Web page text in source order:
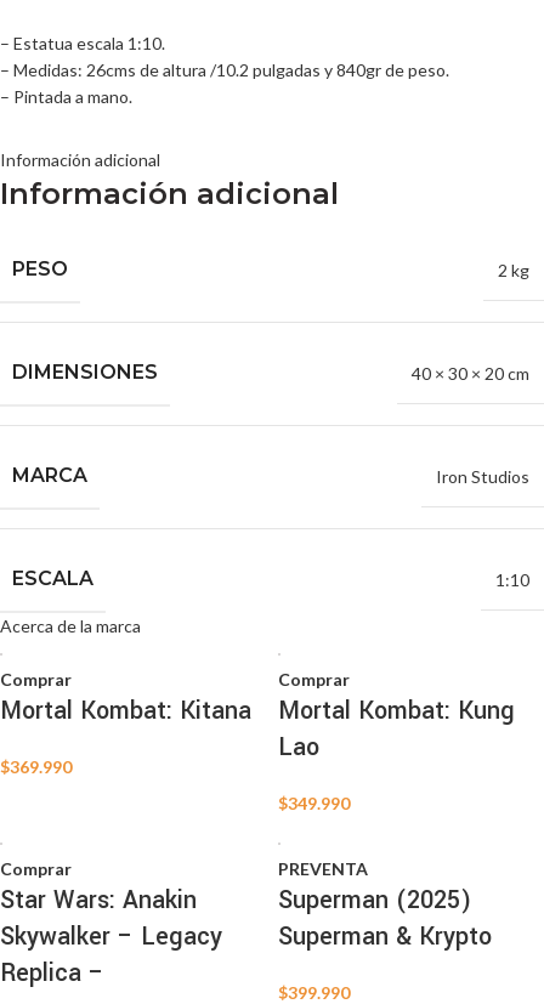
– Estatua escala 1:10.
– Medidas: 26cms de altura /10.2 pulgadas y 840gr de peso.
– Pintada a mano.
Información adicional
Información adicional
PESO 2 kg
DIMENSIONES 40 × 30 × 20 cm
MARCA Iron Studios
ESCALA 1:10
Acerca de la marca
Comprar
Mortal Kombat: Kitana
$369.990
Comprar
Mortal Kombat: Kung
Lao
$349.990
Comprar
Star Wars: Anakin
Skywalker – Legacy
Replica –
PREVENTA
Superman (2025)
Superman & Krypto
$399.990